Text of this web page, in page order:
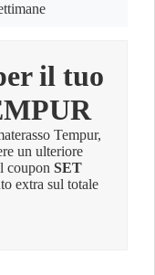
il tuo
Tempur,
un ulteriore
coupon SET
extra sul totale